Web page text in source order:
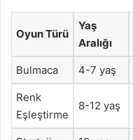
Oyun Türü
Yaş
Aralığı
Bulmaca 4-7 yaş
Renk
Eşleştirme
8-12 yaş